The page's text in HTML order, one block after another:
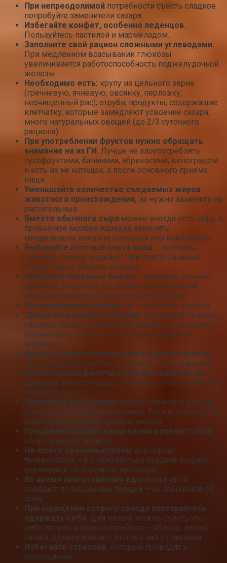
При непреодолимой потребности съесть сладкое
попробуйте заменители сахара.
Избегайте конфет, особенно леденцов.
Пользуйтесь пастилой и мармеладом.
Заполните свой рацион сложными углеводами.
При медленном всасывании глюкозы
увеличивается работоспособность поджелудочной
железы.
Необходимо есть: крупу из цельного зерна
(гречневую, ячневую, овсянку, перловку,
неочищенный рис); отруби; продукты, содержащие
клетчатку, которые замедляют усвоение сахара;
много натуральных овощей (до 2/3 суточного
рациона).
При употреблении фруктов нужно обращать
внимание на их ГИ. Лучше не злоупотреблять
сухофруктами, бананами, абрикосами, виноградом
и есть их не натощак, а после основного приема
пищи.
Уменьшайте количество съедаемых жиров
животного происхождения, их нужно заменить на
растительные.
Вместо обычного сыра можно иногда есть тофу, а
привычное молоко изредка заменять
миндальным, соевым, рисовым или кокосовым.
Выбирайте постные сорта мяса – телятину,
куриную грудку, индейку. При приготовлении
птицы нужно убирать кожицу.
Наиболее полезные блюда – паровые, свежие,
печеные, отварные. Во время приготовления
замените животный жир на растительный.
Рекомендуемые продукты – бобовые, капуста.
Среди ягод ценится черника. Она может снижать
глюкозу крови, стимулирует секрецию инсулина и
нормализует деятельность поджелудочной
железы.
Врачи советуют использовать в диете чеснок,
лук, сельдерей, зелень, овощные смузи и фреши.
Любителям кофе лучше сменить напиток на
цикорий. Вместо черного чая лучше пить травяной
или зеленый.
Принимать пищу нужно часто (минимум 5 раз в
день) и небольшими порциями. Так вы защитите от
перегрузок поджелудочную железу.
Голодание понизит сахар крови и усилит голод,
но не принесет пользы.
Не ешьте за компьютером или перед
телевизором – вы обязательно съедите лишнее,
отвлекаясь на просмотр программ.
Во время приготовления еды люди часто
съедают полноценные порции – не забывайте об
этом.
При ощущении острого голода постарайтесь
сдержать себя. Для начала можно съесть что-
либо легкое и малокалорийное – яблоко, листья
салата, дольку ананаса, выпить чай с лимоном.
Избегайте стрессов, которые приводят к
перееданию.